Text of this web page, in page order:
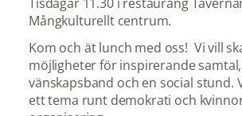
Mångkulturellt centrum.
Kom och ät lunch med oss! Vi vill
möjligheter för inspirerande
vänskapsband och en social stund.
ett tema runt demokrati och